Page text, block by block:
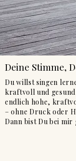
Du willst singen
kraftvoll und
endlich hohe,
– ohne Druck oder
Dann bist Du bei mir
Deine Stimme,